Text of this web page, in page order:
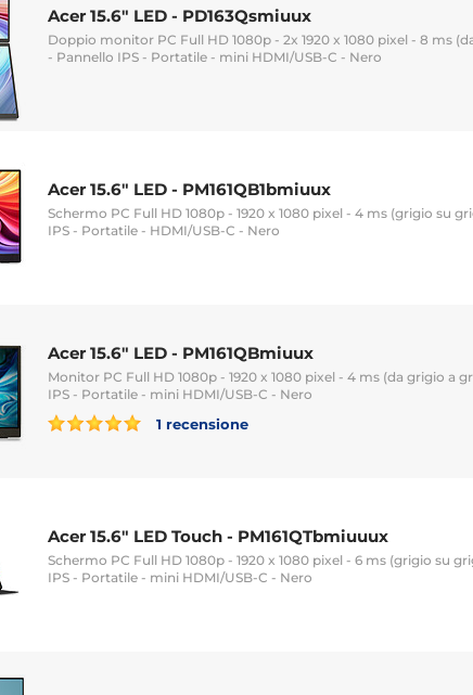
Acer 15.6" LED - PD163Qsmiuux
Doppio monitor PC Full HD 1080p - 2x 1920 x 1080 pixel - 8 ms
- Pannello IPS - Portatile - mini HDMI/USB-C - Nero
Acer 15.6" LED - PM161QB1bmiuux
Schermo PC Full HD 1080p - 1920 x 1080 pixel - 4 ms (grigio su
IPS - Portatile - HDMI/USB-C - Nero
Acer 15.6" LED - PM161QBmiuux
Monitor PC Full HD 1080p - 1920 x 1080 pixel - 4 ms (da grigio a
IPS - Portatile - mini HDMI/USB-C - Nero
1 recensione
Acer 15.6" LED Touch - PM161QTbmiuuux
Schermo PC Full HD 1080p - 1920 x 1080 pixel - 6 ms (grigio su
IPS - Portatile - mini HDMI/USB-C - Nero